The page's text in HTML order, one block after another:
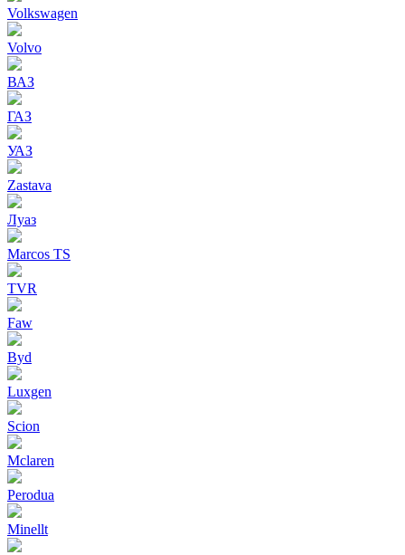
Volkswagen
Volvo
ВАЗ
ГАЗ
УАЗ
Zastava
Луаз
Marcos TS
TVR
Faw
Byd
Luxgen
Scion
Mclaren
Perodua
Minellt